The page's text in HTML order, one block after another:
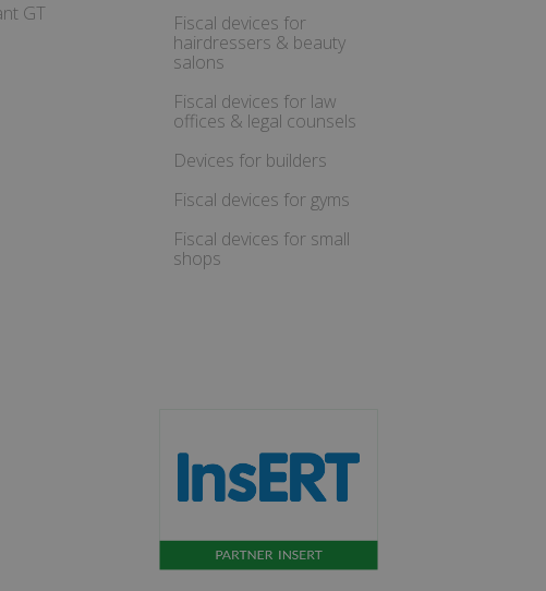
GT
Fiscal devices for
hairdressers & beauty
salons
Fiscal devices for law
offices & legal counsels
Devices for builders
Fiscal devices for gyms
Fiscal devices for small
shops